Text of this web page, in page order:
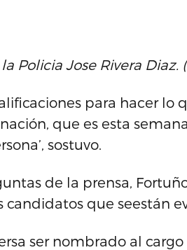
Policia Jose Rivera Diaz.
para hacer lo
que es esta
sostuvo.
de la prensa,
candidatos que seestán
ser nombrado al